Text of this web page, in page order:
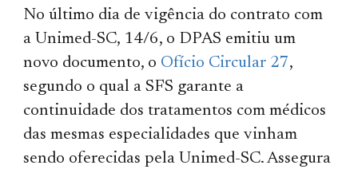
No último dia de vigência do contrato com
a Unimed-SC, 14/6, o DPAS emitiu um
novo documento, o Ofício Circular 27,
segundo o qual a SFS garante a
continuidade dos tratamentos com médicos
das mesmas especialidades que vinham
sendo oferecidas pela Unimed-SC. Assegura